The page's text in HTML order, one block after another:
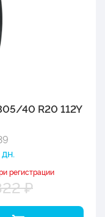
40 R20 112Y
регистрации
₽